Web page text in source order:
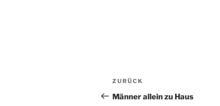
Beitragsnavigation
Vorheriger
Beitrag
ZURÜCK
Männer allein zu Haus